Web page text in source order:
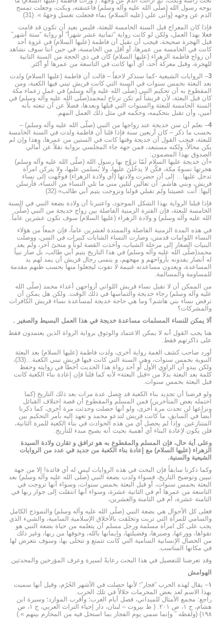
بوجه رسول الله (صلّى الله عليه وآله وسلم) فاعتنقته، وبكت، وجعلت تمسح
الدم عن وجهه {وأَتی علي (عليه السلام) بماء فجعلت تغسل وَجهَهُ ». (31)
فإذا كان المعراج قبل السنة الخامسة للبعثة، فليس بعيد أن تكون قد قامت
فعلا بهذا العمل، ولكن لو كانت رواية “ثمانية عشر شهرأ” أو رواية “ستة أشهر”
قبل الهجرة صحيحة، فيجب أن نقبل أن فاطمة (عليها السلام) في غزوة أحد
كانت في الخامسة من عمرها، أو أقل من الخامسة، في حين أننا سوف نشاهد
أن زواج فاطمة الزهراء (عليها السلام) کان في ذي الحجة من السنة الثانية
للهجرة، وقبل معركة أحد، أي أنها كانت في التاسعة من عمرها أو أكثر.
3– الروايات الشيعية -كما سنذكر لاحقاً – قالت أن فاطمة (عليها السلام) ولدت
بعد البعثة بخمس سنوات في السنة التي كانت قريش تبني فيها الكعبة، ومن
المقطوع به أن تحكيم النبي (صلّى الله عليه وآله وسلم) في عمل زعماء مكة
كان قبل البعثة، لأن قريشاً لم تكن ترتاح لمحمد(صلّى الله عليه وآله وسلم) في
السنة الخامسة للبعثة والسنوات التي قبلها وبعدها، فضلاً عن أن تنعته بأنه
أمين، وأن تقبل بتحكيمه، وحكمه في مثل ذلك العمل المهم.
4– نعلم أن سن خديجة عند زواجها من النبي (صلّى الله عليه وآله وسلم) –
بحسب ما ذكر – كان أربعين سنة فإذا قلنا أن فاطمة ولدت في السنة الخامسة
للبعثة، فيجب القول أن خديجة وقتها كانت في الستين من عمرها، وهذا وإن لم
يكن محالاً، ولكنه مستبعد، فمن جهة جاء المجلسي برواية نقلاً عن أمالي
الصدوق بهذا المضمون:
«أن خديجة عليها السلام لَمّا تزوَّج بها رسول الله (صلّى الله عليه وآله وسلم)
هجرتها نسوةُ مكة، فكُن لا يدخُلنَ عليها، ولا يُسلمن عليها، ولا يتركن امرأة
تدخل عليها… إلى أن حضرت ولادتها (أي ولادة الزهراء) فوجَّهت إلى نساء
قريش، وبني هاشم: أن تعالين لتلين مني ما تلي النساء من النساء، فأرسلن
إليها: أنت عصيتنا ولم تقبلي قولنا وتزوجت يتيم أبي طالب».(32)
فإذا قبلنا الرواية بهذا الشكل الموجود، واعتبرنا أن ولادة بضعة النبي في السنة
الخامسة للبعثة، فإن الفترة الزمنية الفاصلة بين زواج خديجة من النبي (صلّى
الله عليه وآله وسلم) و ولادة الزهراء (عليها السلام) سوف تكون عشرين عاماً.
في هذه المدة الزمنية الفاصلة والممتدة لعشرين عاماً، فإن جمعاً من هؤلاء
النساء اللوامات قدمتن، وصارت النساء الشابات كبيرات في السن، ووصلت
البنيات الصغار إلى مرحلة الشباب، وأخذت القصة لوناً و منحىً آخر، ولم يعد
محمد(صلّى الله عليه وآله وسلم) في هذا التاريخ يتيم أبي طالب، بل صار نبياً
له أنصار يفدونه بأرواحهم و مهجهم، و يتمنى رجال قريش أن يمد لهم يد
المساعدة، ويعدون مساعدته غنيمة لا تفوت ليجعلوا منها بحسب ظنهم مقدمة
للمساومة والمسالمة.
من الممكن أن لا تقبل نساء قريش اللواتي أزواجهن أعداء محمد (صلّى الله
عليه وآله وسلم) رجاء خديجة والتماسها في ذلك الوقت. ولكن هل يمكن أن
ترفض نساء بني هاشم؟ وما هي حاجة خديجة لمساعدة نساء قريش الكافرات
والمشركات؟
ألا يمكن للنساء المسلمات مساعدة خديجة في هذا العمل البسيط والصغير .
هنا يجب القول أنه لا يمكن الاعتماد والوثوق برواية الرواة الذين يعتمدون فقط
على ذاكرتهم فقط.
أورد صاحب کشف الغمة رواية أخرى، ولدت فاطمة (عليها السلام) بعد البعثة
النبوية بخمس سنوات، وهي السنة التي كانت فيها قريش تبني الكعبة…(33)،
ولكن يبدو أن الراوي الأول أو أحد رواة هذا الحديث أخطأ في روايته وحفظ
كلمة بعد البعثة بدلاً من «قبل البعثة» لأنه كما قلنا فإن إعادة بناء الكعبة كانت
قبل البعثة بخمس سنوات.
ولو فرضنا أن تجدید بناء الكعبة قد حصل عدة مرات بعد ذلك التاريخ (كما
احتمله بعض المتأخرين) فمن المسلَّم والمقطوع أن قصة اختلاف القبائل
ونزاعها لن تحدث مرة أخرى، ولو أنها حصلت وحدثت مرة أخرى، كما ذكرنا
أيضاً في السابق، ما كانت قريش لتدعو محمد و تعهد إليه بأمر التحكيم بين
المتنازعين. وإذا لم يحصل أي من هذه الحوادث في بناء الكعبة للمرة الثانية،
فلن يكون لإعادة البناء أي أهمية بحيث أنه يصيح مبدء للتأريخ.
وعلى أية حال، فإن المسلم والمقطوع به هو ترافق و تقارن ولادة السيدة
الزهراء (عليها السلام) مع إعادة بناء الكعبة من جديد في عدد من الروايات
الشيعية والسنية.
وكما ذكرنا سابقاً فإن البحث في هذه الروايات ليس له أي فائدة! إلا من جهة
تبيين وتوضيح التاريخ، فسواء ولدت بضعة النبي (صلّى الله عليه وآله وسلم) بعد
البعثة بخمس سنوات، أو قبل البعثة بخمس سنوات، وسواء أنها تزوجت في
التاسعة من عمرها أم في الثانية عشرة، وسواء أنها انتقلت إلى جوار ربها في
الثامنة عشرة، أم في الثامنة والعشرين،
فعلى كل الأحوال هي بضعة النبي (صلّى الله عليه وآله وسلم) والنموذج الكامل
والسامي للمرأة التي تربت وتخلقت بالأخلاق الإسلامية السامية، والشيء الذي
يجب على كل امرأة مسلمة ورجل مسلم أن يتعلمه من حياة بضعة النبي هو
تقواها، وورعها، وصبرها، وفضيلتها، وإيمانها بالله، وخوفها من ربها، وغير ذلك
من الخصال الإنسانية السامية التي كانت تتمتع و تتحلى بها، وسوف نتعرض لها
في مكانها المناسب.
وقد تعرضنا للتفصيل في هذا البحث رعايةً لسيرة وعرف المؤرخين والمحدثين.
الهوامش
١– يقال لهذه الحرب “فجار”؛ لأنها حصلت في الأشهر الحُرُم، وقيل أنها سميت
بهذا الاسم لعد بعض المحرمات حلالاً في تلك الحرب.
راجع: مجمع الأمثال للميداني، فصل أيام العرب؛ وأقرب الموارد؛ وسيرة ابن
هشام، ج ۱، ص ۲۰۱. ( ط بيروت – لبنان، دار إحياء التراث العربي، ج ۱، ص
۱۹۸) (ولفظه ” وإنما سمي يوم الفجار بما استحل فيه من المحارم بينهم ».)